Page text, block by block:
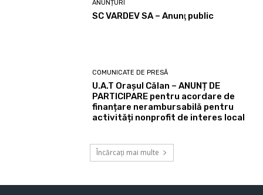
ANUNȚURI
SC VARDEV SA – Anunţ public
COMUNICATE DE PRESĂ
U.A.T Orașul Călan – ANUNȚ DE
PARTICIPARE pentru acordare de
finanțare nerambursabilă pentru
activități nonprofit de interes local
Încărcați mai multe